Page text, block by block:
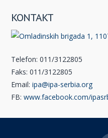
KONTAKT
Telefon: 011/3122805
Faks: 011/3122805
Email:ipa@ipa-serbia.org
FB:www.facebook.com/